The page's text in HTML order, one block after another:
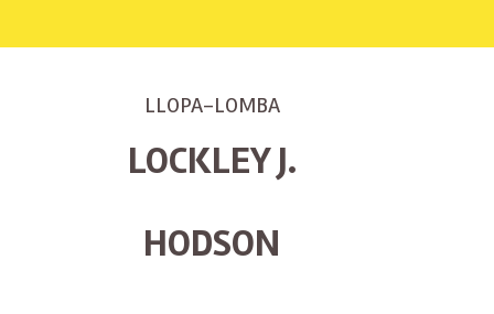
LLOPA-LOMBA
LOCKLEY J.
HODSON